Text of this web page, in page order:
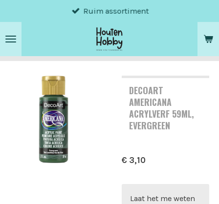
direct
naar
Ruim assortiment
DECOART
AMERICANA
ACRYLVERF 59ML,
EVERGREEN
€ 3,10
Laat het me weten